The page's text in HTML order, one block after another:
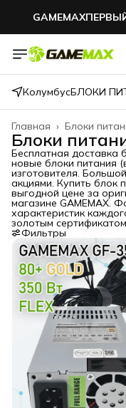
КолумбусБЛОКИ
Блоки
Главная ›
Блоки
Бесплатная доставка
новые блоки питания
изготовителя.
акциями. Купить блок
выгодной цене за
магазине GAMEMAX.
характеристик
золотым
Фильтры